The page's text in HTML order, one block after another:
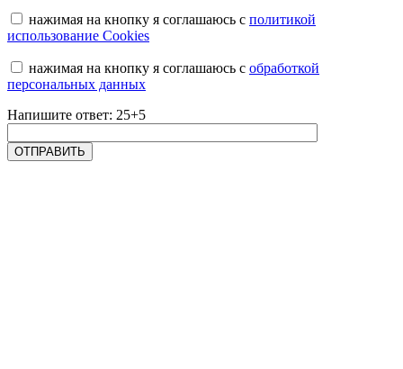
нажимая на кнопку я соглашаюсь с политикой
использование Cookies
нажимая на кнопку я соглашаюсь с обработкой
персональных данных
Напишите ответ: 25+5